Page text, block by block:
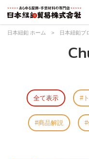
日本紐釦 ホーム > 日本紐釦ブ
全て表示
商品解説